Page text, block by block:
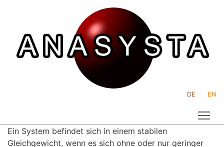
DE EN
Ein System befindet sich in einem stabilen
Gleichgewicht, wenn es sich ohne oder nur geringer